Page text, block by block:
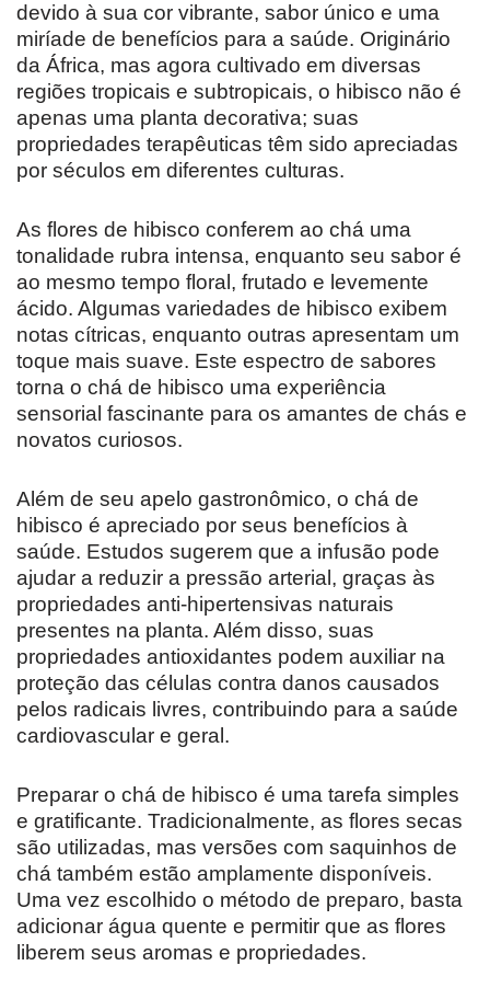
devido à sua cor vibrante, sabor único e uma
miríade de benefícios para a saúde. Originário
da África, mas agora cultivado em diversas
regiões tropicais e subtropicais, o hibisco não é
apenas uma planta decorativa; suas
propriedades terapêuticas têm sido apreciadas
por séculos em diferentes culturas.
As flores de hibisco conferem ao chá uma
tonalidade rubra intensa, enquanto seu sabor é
ao mesmo tempo floral, frutado e levemente
ácido. Algumas variedades de hibisco exibem
notas cítricas, enquanto outras apresentam um
toque mais suave. Este espectro de sabores
torna o chá de hibisco uma experiência
sensorial fascinante para os amantes de chás e
novatos curiosos.
Além de seu apelo gastronômico, o chá de
hibisco é apreciado por seus benefícios à
saúde. Estudos sugerem que a infusão pode
ajudar a reduzir a pressão arterial, graças às
propriedades anti-hipertensivas naturais
presentes na planta. Além disso, suas
propriedades antioxidantes podem auxiliar na
proteção das células contra danos causados
pelos radicais livres, contribuindo para a saúde
cardiovascular e geral.
Preparar o chá de hibisco é uma tarefa simples
e gratificante. Tradicionalmente, as flores secas
são utilizadas, mas versões com saquinhos de
chá também estão amplamente disponíveis.
Uma vez escolhido o método de preparo, basta
adicionar água quente e permitir que as flores
liberem seus aromas e propriedades.